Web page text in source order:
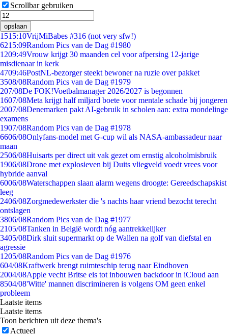
Scrollbar gebruiken
opslaan
1515:10VrijMiBabes #316 (not very sfw!)
6215:09Random Pics van de Dag #1980
1209:49Vrouw krijgt 30 maanden cel voor afpersing 12-jarige
misdienaar in kerk
4709:46PostNL-bezorger steekt bewoner na ruzie over pakket
3508/08Random Pics van de Dag #1979
207/08De FOK!Voetbalmanager 2026/2027 is begonnen
1607/08Meta krijgt half miljard boete voor mentale schade bij jongeren
2007/08Denemarken pakt AI-gebruik in scholen aan: extra mondelinge
examens
1907/08Random Pics van de Dag #1978
6606/08Onlyfans-model met G-cup wil als NASA-ambassadeur naar
maan
2506/08Huisarts per direct uit vak gezet om ernstig alcoholmisbruik
1906/08Drone met explosieven bij Duits vliegveld voedt vrees voor
hybride aanval
6006/08Waterschappen slaan alarm wegens droogte: Gereedschapskist
leeg
2406/08Zorgmedewerkster die 's nachts haar vriend bezocht terecht
ontslagen
3806/08Random Pics van de Dag #1977
2105/08Tanken in België wordt nóg aantrekkelijker
3405/08Dirk sluit supermarkt op de Wallen na golf van diefstal en
agressie
1205/08Random Pics van de Dag #1976
604/08Kraftwerk brengt ruimteschip terug naar Eindhoven
2004/08Apple vecht Britse eis tot inbouwen backdoor in iCloud aan
8504/08'Witte' mannen discrimineren is volgens OM geen enkel
probleem
Laatste items
Laatste items
Toon berichten uit deze thema's
Actueel